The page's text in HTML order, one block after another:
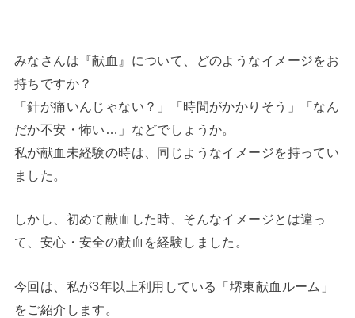
みなさんは『献血』について、どのようなイメージをお
持ちですか？
「針が痛いんじゃない？」「時間がかかりそう」「なん
だか不安・怖い…」などでしょうか。
私が献血未経験の時は、同じようなイメージを持ってい
ました。
しかし、初めて献血した時、そんなイメージとは違っ
て、安心・安全の献血を経験しました。
今回は、私が3年以上利用している「堺東献血ルーム」
をご紹介します。